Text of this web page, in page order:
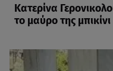
Κατερίνα
το μαύρο της μπικίνι